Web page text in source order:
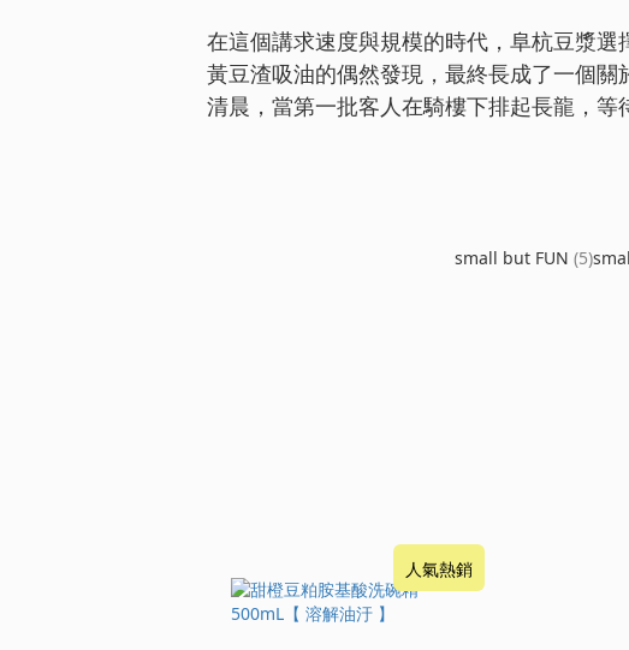
在這個講求速度與規模的時代，阜杭豆漿
黃豆渣吸油的偶然發現，最終長成了一個
清晨，當第一批客人在騎樓下排起長龍，等
small but FUN (5)
人氣熱銷